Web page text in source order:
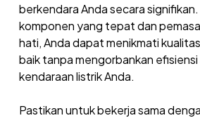
berkendara Anda secara
komponen yang tepat dan
hati, Anda dapat menikmati
baik tanpa mengorbankan
kendaraan listrik Anda.
Pastikan untuk bekerja sama